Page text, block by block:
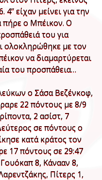
είχαν μείνει για την
πήρε ο Μπέικον. Ο
του για
ολοκληρώθηκε με τον
να διαμαρτύρεται
του προσπάθεια…
ο Σάσα Βεζένκοφ,
22 πόντους με 8/9
2 ασίστ, 7
σε πόντους ο
κατά κράτος τον
17 πόντους σε 29:47
8, Κάνααν 8,
Πίτερς 1,